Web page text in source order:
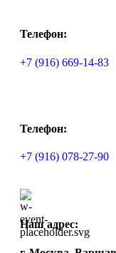
Телефон:
+7 (916) 669-14-83
Телефон:
+7 (916) 078-27-90
Наш адрес: